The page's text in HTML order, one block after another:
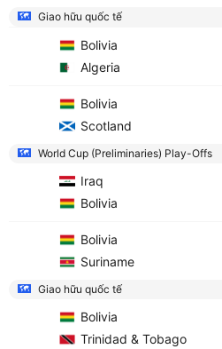
Giao hữu quốc tế
Bolivia
Algeria
Bolivia
Scotland
World Cup (Preliminaries) Play-Offs
Iraq
Bolivia
Bolivia
Suriname
Giao hữu quốc tế
Bolivia
Trinidad & Tobago